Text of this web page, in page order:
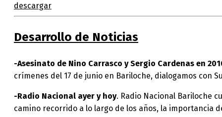
descargar
Desarrollo de Noticias
-Asesinato de Nino Carrasco y Sergio Cardenas en
crímenes del 17 de junio en Bariloche, dialogamos con
-Radio Nacional ayer y hoy. Radio Nacional Bariloche
camino recorrido a lo largo de los años, la importancia